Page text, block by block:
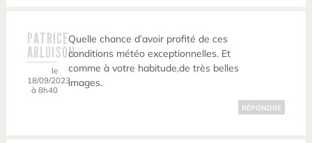
PATRICE
ARLUISON
le
18/09/2023
à 8h40
Quelle chance d’avoir profité de ces
conditions météo exceptionnelles. Et
comme à votre habitude,de très belles
images.
RÉPONDRE